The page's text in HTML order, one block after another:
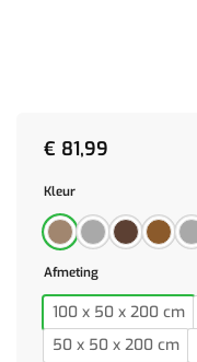
€ 81,99
Kleur
Afmeting
100 x 50 x 200 cm
50 x 50 x 200 cm